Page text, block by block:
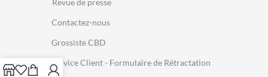
Revue de presse
Contactez-nous
Grossiste CBD
Service Client - Formulaire de Rétractation